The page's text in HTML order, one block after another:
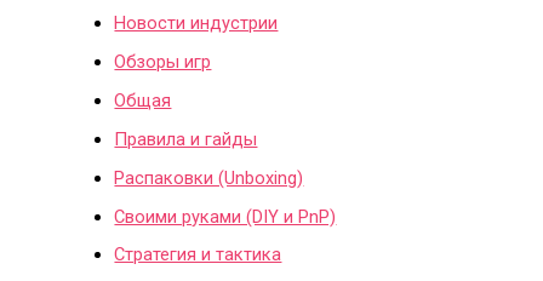
Новости индустрии
Обзоры игр
Общая
Правила и гайды
Распаковки (Unboxing)
Своими руками (DIY и PnP)
Стратегия и тактика